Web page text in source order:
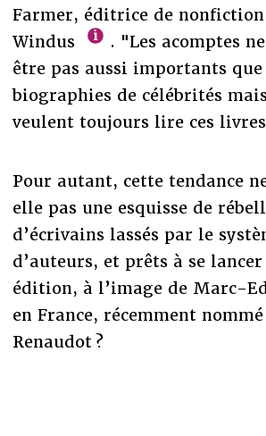
Farmer, éditrice de nonfiction
Windus
. "Les acomptes
être pas aussi importants
biographies de célébrités
veulent toujours lire ces
Pour autant, cette tendance
elle pas une esquisse de
d’écrivains lassés par le
d’auteurs, et prêts à se
édition, à l’image de Marc-
en France, récemment
Renaudot ?